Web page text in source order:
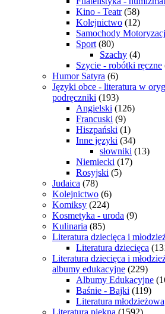
Kino - Teatr (58)
Kolejnictwo (12)
Samochody
Sport (80)
Szachy (4)
Szycie - robótki ręczne
Humor Satyra (6)
Języki obce - literatura w
podręczniki (193)
Angielski (126)
Francuski (9)
Hiszpański (1)
Inne języki (34)
słowniki (13)
Niemiecki (17)
Rosyjski (5)
Judaica (78)
Kolejnictwo (6)
Komiksy (224)
Kosmetyka - uroda (9)
Kulinaria (85)
Literatura dziecięca i
Literatura dziecięca
Literatura dziecięca i
albumy edukacyjne (229)
Albumy Edukacyjne
Baśnie - Bajki (119)
Literatura młodzieżowa
Literatura piękna (1592)